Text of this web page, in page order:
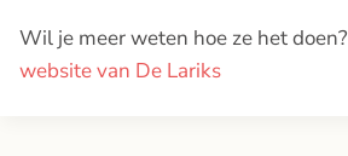
Wil je meer weten hoe ze het doen?
website van De Lariks